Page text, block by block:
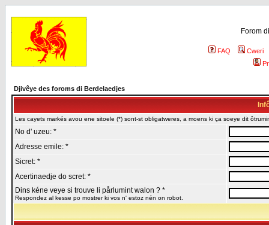
Forom
FAQ
Cweri
Djivêye des foroms di Berdelaedjes
Les cayets markés avou ene sitoele (*) sont-st obligatweres, a moens ki ça soeye dit
No d' uzeu: *
Adresse emile: *
Sicret: *
Acertinaedje do scret: *
Dins kéne veye si trouve li pårlumint walon ? *
Respondez al kesse po mostrer ki vos n' estoz nén on robot.